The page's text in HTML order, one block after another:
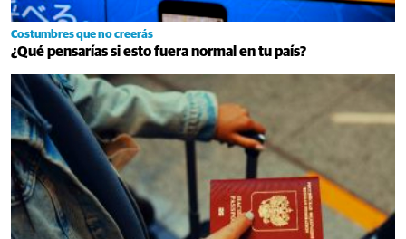
Costumbres que no creerás
¿Qué pensarías si esto fuera normal en tu país?